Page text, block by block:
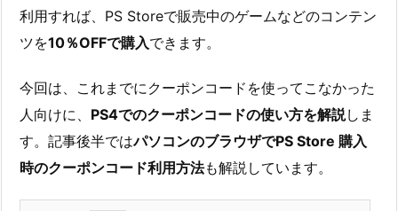
利用すれば、PS Storeで販売中のゲームなどのコンテン
ツを10％OFFで購入できます。
今回は、これまでにクーポンコードを使ってこなかった
人向けに、 PS4でのクーポンコードの使い方を解説しま
す。記事後半ではパソコンのブラウザでPS Store 購入
時のクーポンコード利用方法も解説しています。